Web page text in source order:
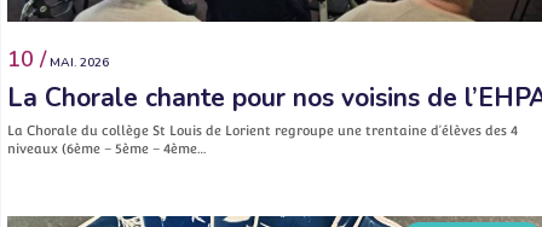
10 / MAI. 2026
La Chorale chante pour nos voisins de
La Chorale du collège St Louis de Lorient regroupe une trentaine d’élèves des 4
niveaux (6ème – 5ème – 4ème…